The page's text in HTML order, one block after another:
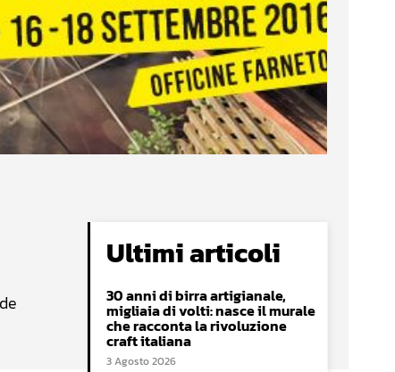
Ultimi articoli
30 anni di birra artigianale,
migliaia di volti: nasce il murale
che racconta la rivoluzione
craft italiana
3 Agosto 2026